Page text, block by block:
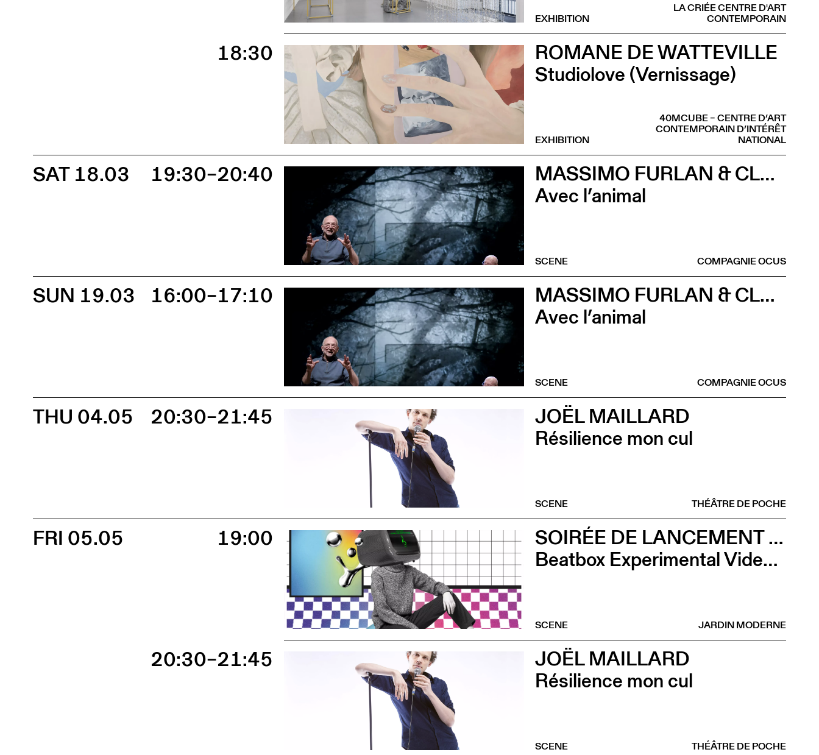
LA CRIÉE CENTRE D'ART
CONTEMPORAIN
EXHIBITION
18:30
ROMANE DE WATTEVILLE
Studiolove (Vernissage)
40MCUBE – CENTRE D’ART
CONTEMPORAIN D’INTÉRÊT
NATIONAL
EXHIBITION
SAT 18.03 19:30–20:40
MASSIMO FURLAN & CLAIRE DE RIBAUPIERRE
Avec l’animal
COMPAGNIE OCUS
SCENE
SUN 19.03 16:00–17:10
MASSIMO FURLAN & CLAIRE DE RIBAUPIERRE
Avec l’animal
COMPAGNIE OCUS
SCENE
THU 04.05 20:30–21:45
JOËL MAILLARD
Résilience mon cul
THÉÂTRE DE POCHE
SCENE
FRI 05.05 19:00
SOIRÉE DE LANCEMENT DU CCS ON TOUR À RENNES
Beatbox Experimental Video Game + Andrina Bollinger
JARDIN MODERNE
SCENE
20:30–21:45
JOËL MAILLARD
Résilience mon cul
THÉÂTRE DE POCHE
SCENE